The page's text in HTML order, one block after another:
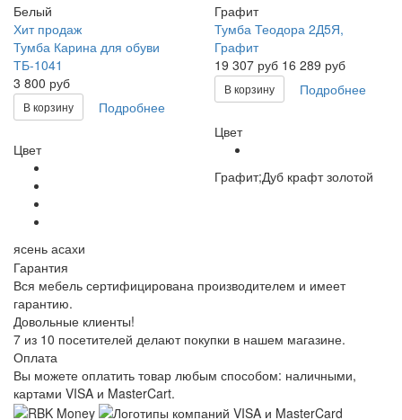
Белый
Графит
Хит продаж
Тумба Карина для обуви
ТБ-1041
3 800 руб
В корзину Подробнее
Цвет
ясень асахи
Тумба Теодора 2Д5Я,
Графит
19 307 руб 16 289 руб
В корзину Подробнее
Цвет
Графит;Дуб крафт золотой
Гарантия
Вся мебель сертифицирована производителем и имеет
гарантию.
Довольные клиенты!
7 из 10 посетителей делают покупки в нашем магазине.
Оплата
Вы можете оплатить товар любым способом: наличными,
картами VISA и MasterCart.